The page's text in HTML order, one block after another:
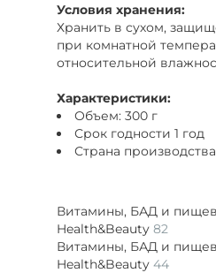
Условия хранения:
Хранить в сухом,
при комнатной
относительной
Характеристики:
Объем: 300 г
Срок годности 1 год
Страна
Витамины, БАД и
Health&Beauty 82
Витамины, БАД и
Health&Beauty 44